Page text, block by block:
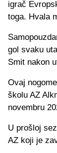
igrač
toga. Hvala
gol svaku
Smit nakon
Ovaj
školu AZ
novembru
U prošloj
AZ koji je